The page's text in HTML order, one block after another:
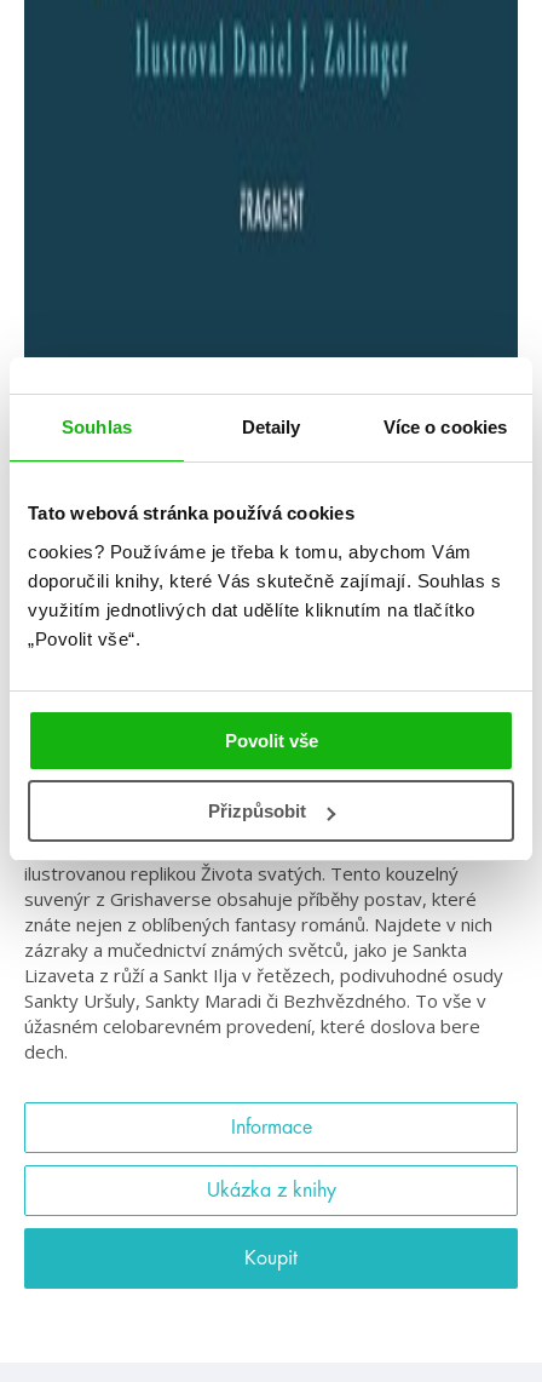
Souhlas Detaily Více o cookies
Tato webová stránka používá cookies
cookies? Používáme je třeba k tomu, abychom Vám
doporučili knihy, které Vás skutečně zajímají. Souhlas s
využitím jednotlivých dat udělíte kliknutím na tlačítko
„Povolit vše“.
Povolit vše
Přizpůsobit
Žánr: Fantasy
Leigh Bardugo
Úchvatně ilustrovaná doplňková kniha k
bestsellerové sérii od Leigh Bardugo
Ponořte se do světa grišů s Istoria Sankťja – nádherně
ilustrovanou replikou Života svatých. Tento kouzelný
suvenýr z Grishaverse obsahuje příběhy postav, které
znáte nejen z oblíbených fantasy románů. Najdete v nich
zázraky a mučednictví známých světců, jako je Sankta
Lizaveta z růží a Sankt Ilja v řetězech, podivuhodné osudy
Sankty Uršuly, Sankty Maradi či Bezhvězdného. To vše v
úžasném celobarevném provedení, které doslova bere
dech.
Informace
Ukázka z knihy
Koupit